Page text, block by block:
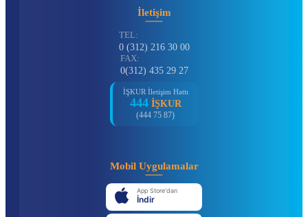
İletişim
TEL:
0 (312) 216 30 00
FAX:
0(312) 435 29 27
İŞKUR İletişim Hattı
444 İŞKUR
(444 75 87)
Mobil Uygulamalar
App Store'dan
İndir